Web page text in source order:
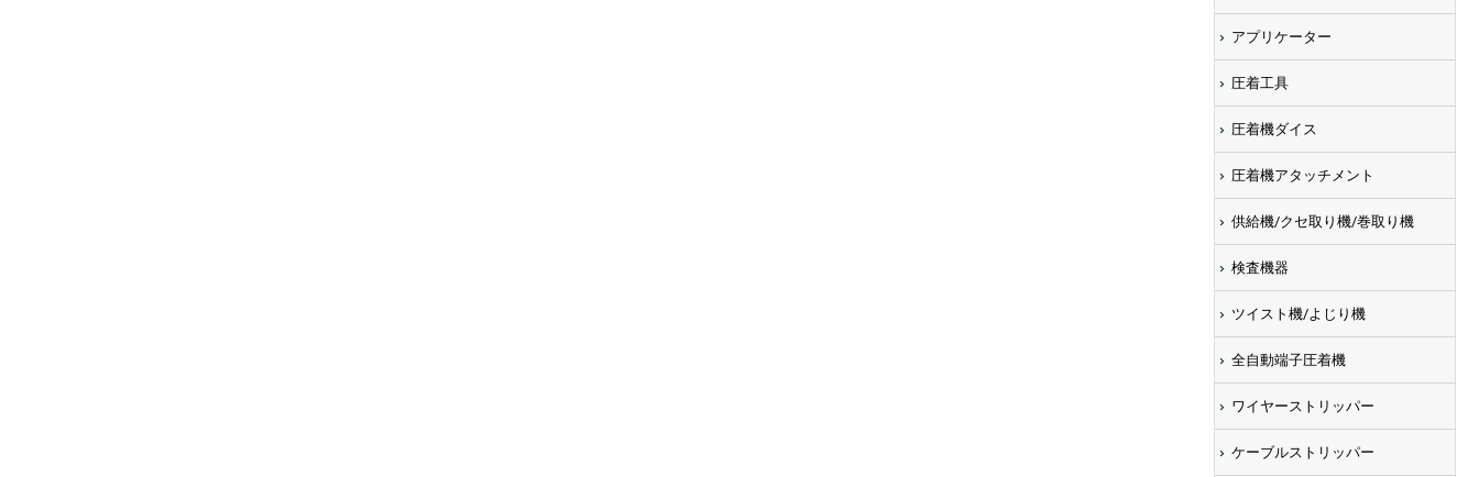
アプリケーター
圧着工具
圧着機ダイス
圧着機アタッチメント
供給機/クセ取り機/巻取り機
検査機器
ツイスト機/よじり機
全自動端子圧着機
ワイヤーストリッパー
ケーブルストリッパー